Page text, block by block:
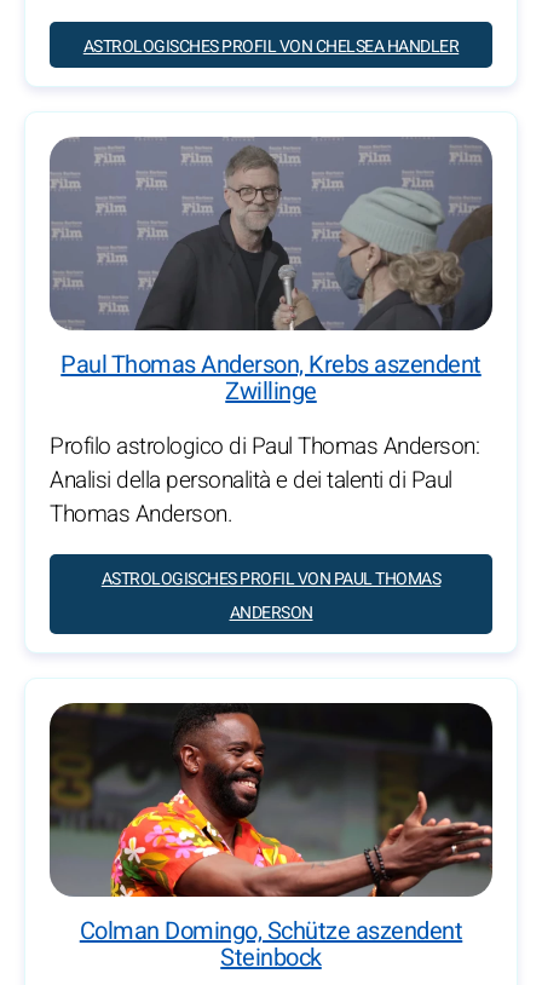
ASTROLOGISCHES PROFIL VON CHELSEA HANDLER
Paul Thomas Anderson, Krebs aszendent
Zwillinge
Profilo astrologico di Paul Thomas Anderson:
Analisi della personalità e dei talenti di Paul
Thomas Anderson.
ASTROLOGISCHES PROFIL VON PAUL THOMAS
ANDERSON
Colman Domingo, Schütze aszendent
Steinbock